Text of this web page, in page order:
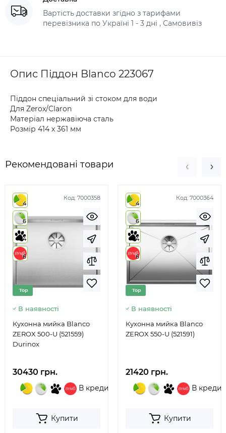
Вартість доставки згідно з тарифами
перевізника по Україні 1 - 3 дні , Самовивіз
Опис Піддон Blanco 223067
Піддон спеціальний зі стоком для води
Для Zerox/Claron
Матеріал нержавіюча сталь
Розмір 414 х 361 мм
Рекомендовані товари
Код: 7000358
4
6
4
6
Top
В наявності
Кухонна мийка Blanco
ZEROX 500-U (521559)
Durinox
30430 грн.
В кредит
Купити
Код: 7000364
4
6
4
6
Top
В наявності
Кухонна мийка Blanco
ZEROX 550-U (521591)
21420 грн.
В кредит
Купити